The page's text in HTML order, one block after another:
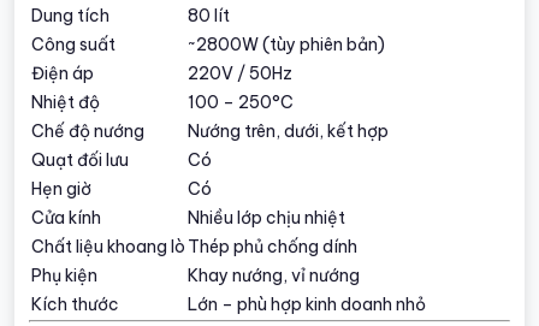
Dung tích
80 lít
Công suất
~2800W (tùy phiên bản)
Điện áp
220V / 50Hz
Nhiệt độ
100 – 250°C
Chế độ nướng
Nướng trên, dưới, kết hợp
Quạt đối lưu
Có
Hẹn giờ
Có
Cửa kính
Nhiều lớp chịu nhiệt
Chất liệu khoang lò Thép phủ chống dính
Phụ kiện
Khay nướng, vỉ nướng
Kích thước
Lớn – phù hợp kinh doanh nhỏ